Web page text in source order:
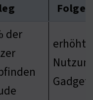
Folge
der
erhöht